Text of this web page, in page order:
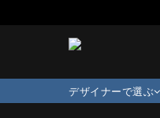
デザイナーで選ぶ